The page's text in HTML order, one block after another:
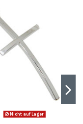
Nicht auf Lager